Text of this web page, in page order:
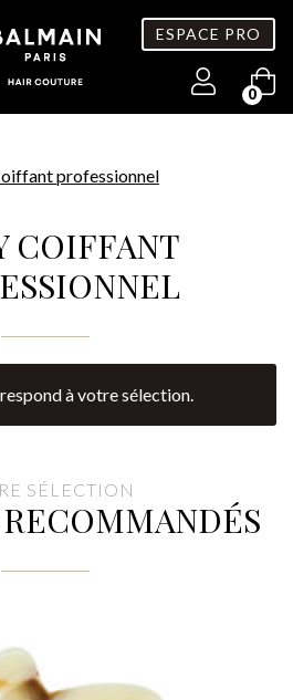
ESPACE PRO
0
professionnel
COIFFANT
à votre sélection.
SÉLECTION